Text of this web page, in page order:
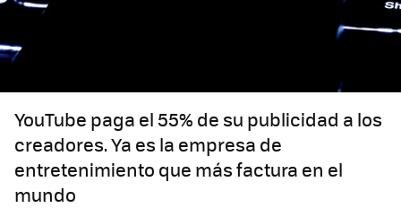
YouTube paga el 55% de su publicidad a los
creadores. Ya es la empresa de
entretenimiento que más factura en el
mundo